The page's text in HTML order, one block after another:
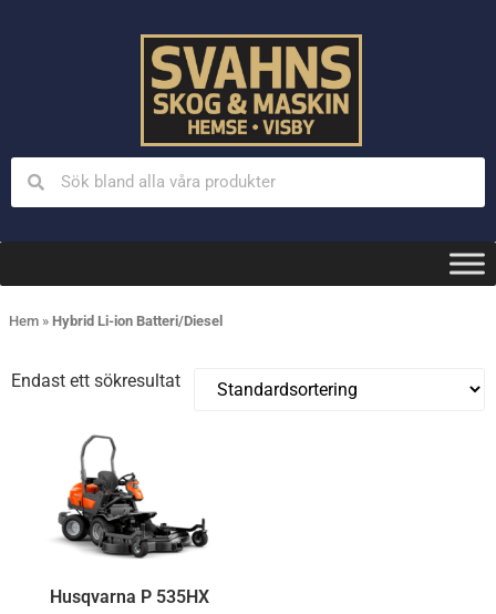
Hem » Hybrid Li-ion Batteri/Diesel
Endast ett sökresultat
Husqvarna P 535HX